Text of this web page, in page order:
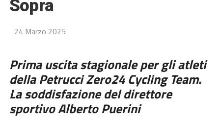
Sopra
24 Marzo 2025
Prima uscita stagionale per gli atleti
della Petrucci Zero24 Cycling Team.
La soddisfazione del direttore
sportivo Alberto Puerini